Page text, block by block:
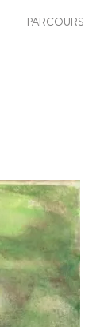
PARCOURS